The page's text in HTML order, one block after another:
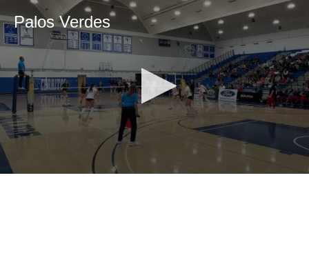
Palos Verdes